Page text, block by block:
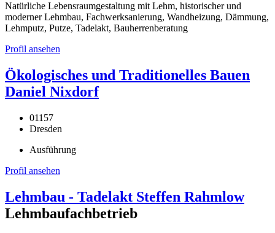
Natürliche Lebensraumgestaltung mit Lehm, historischer und
moderner Lehmbau, Fachwerksanierung, Wandheizung, Dämmung,
Lehmputz, Putze, Tadelakt, Bauherrenberatung
Profil ansehen
Ökologisches und Traditionelles Bauen
Daniel Nixdorf
01157
Dresden
Ausführung
Profil ansehen
Lehmbau - Tadelakt Steffen Rahmlow
Lehmbaufachbetrieb